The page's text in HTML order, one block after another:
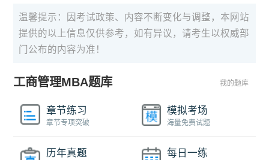
温馨提示：因考试政策、内容不断变化与调整，本网站
提供的以上信息仅供参考，如有异议，请考生以权威部
门公布的内容为准！
工商管理MBA题库 我的题库
章节练习
章节专项突破
模拟考场
海量免费试题
历年真题 每日一练